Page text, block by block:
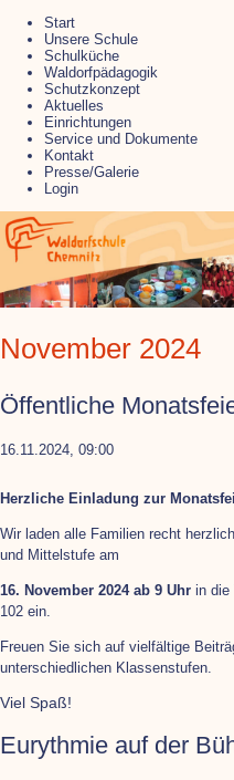
überspringen
Start
Unsere Schule
Schulküche
Waldorfpädagogik
Schutzkonzept
Aktuelles
Einrichtungen
Service und Dokumente
Kontakt
Presse/Galerie
Login
November 2024
Öffentliche
16.11.2024, 09:00
Herzliche Einladung zur
Wir laden alle Familien recht
und Mittelstufe am
16. November 2024 ab 9 Uhr in die
102 ein.
Freuen Sie sich auf vielfältige
unterschiedlichen Klassenstufen.
Viel Spaß!
Eurythmie auf der